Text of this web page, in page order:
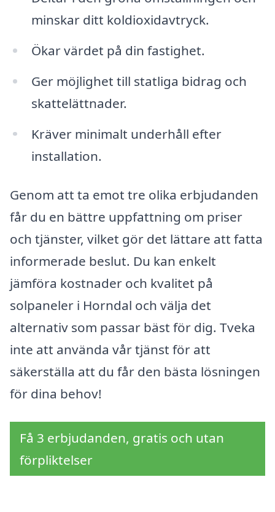
minskar ditt koldioxidavtryck.
Ökar värdet på din fastighet.
Ger möjlighet till statliga bidrag och
skattelättnader.
Kräver minimalt underhåll efter
installation.
Genom att ta emot tre olika erbjudanden
får du en bättre uppfattning om priser
och tjänster, vilket gör det lättare att fatta
informerade beslut. Du kan enkelt
jämföra kostnader och kvalitet på
solpaneler i Horndal och välja det
alternativ som passar bäst för dig. Tveka
inte att använda vår tjänst för att
säkerställa att du får den bästa lösningen
för dina behov!
Få 3 erbjudanden, gratis och utan
förpliktelser